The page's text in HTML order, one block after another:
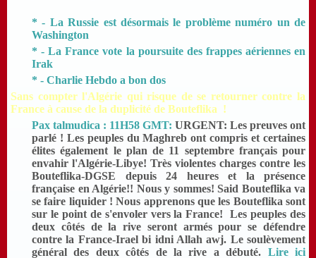
* - La Russie est désormais le problème numéro un de
Washington
* - La France vote la poursuite des frappes aériennes en
Irak
* - Charlie Hebdo a bon dos
Sans compter l'Algérie qui risque de se retourner contre la
France à cause de la duplicité de Bouteflika !
Pax talmudica : 11H58 GMT: URGENT: Les preuves ont
parlé ! Les peuples du Maghreb ont compris et certaines
élites également le plan de 11 septembre français pour
envahir l'Algérie-Libye! Très violentes charges contre les
Bouteflika-DGSE depuis 24 heures et la présence
française en Algérie!! Nous y sommes! Said Bouteflika va
se faire liquider ! Nous apprenons que les Bouteflika sont
sur le point de s'envoler vers la France! Les peuples des
deux côtés de la rive seront armés pour se défendre
contre la France-Irael bi idni Allah awj. Le soulèvement
général des deux côtés de la rive a débuté. Lire ici